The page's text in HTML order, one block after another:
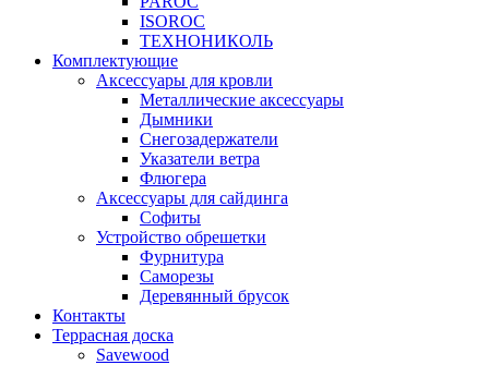
ISOROC
ТЕХНОНИКОЛЬ
Комплектующие
Аксессуары для кровли
Металлические аксессуары
Дымники
Снегозадержатели
Указатели ветра
Флюгера
Аксессуары для сайдинга
Софиты
Устройство обрешетки
Фурнитура
Саморезы
Деревянный брусок
Контакты
Террасная доска
Savewood